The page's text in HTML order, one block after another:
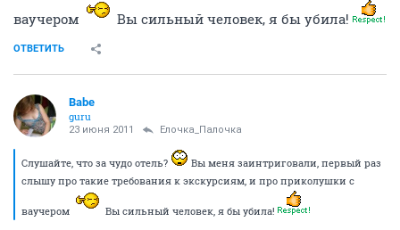
ваучером
Вы сильный человек, я бы убила!
ОТВЕТИТЬ
Babe
guru
23 июня 2011 Ёлочка_Палочка
Слушайте, что за чудо отель?
Вы меня заинтриговали, первый раз
слышу про такие требования к экскурсиям, и про приколушки с
ваучером Вы сильный человек, я бы убила!